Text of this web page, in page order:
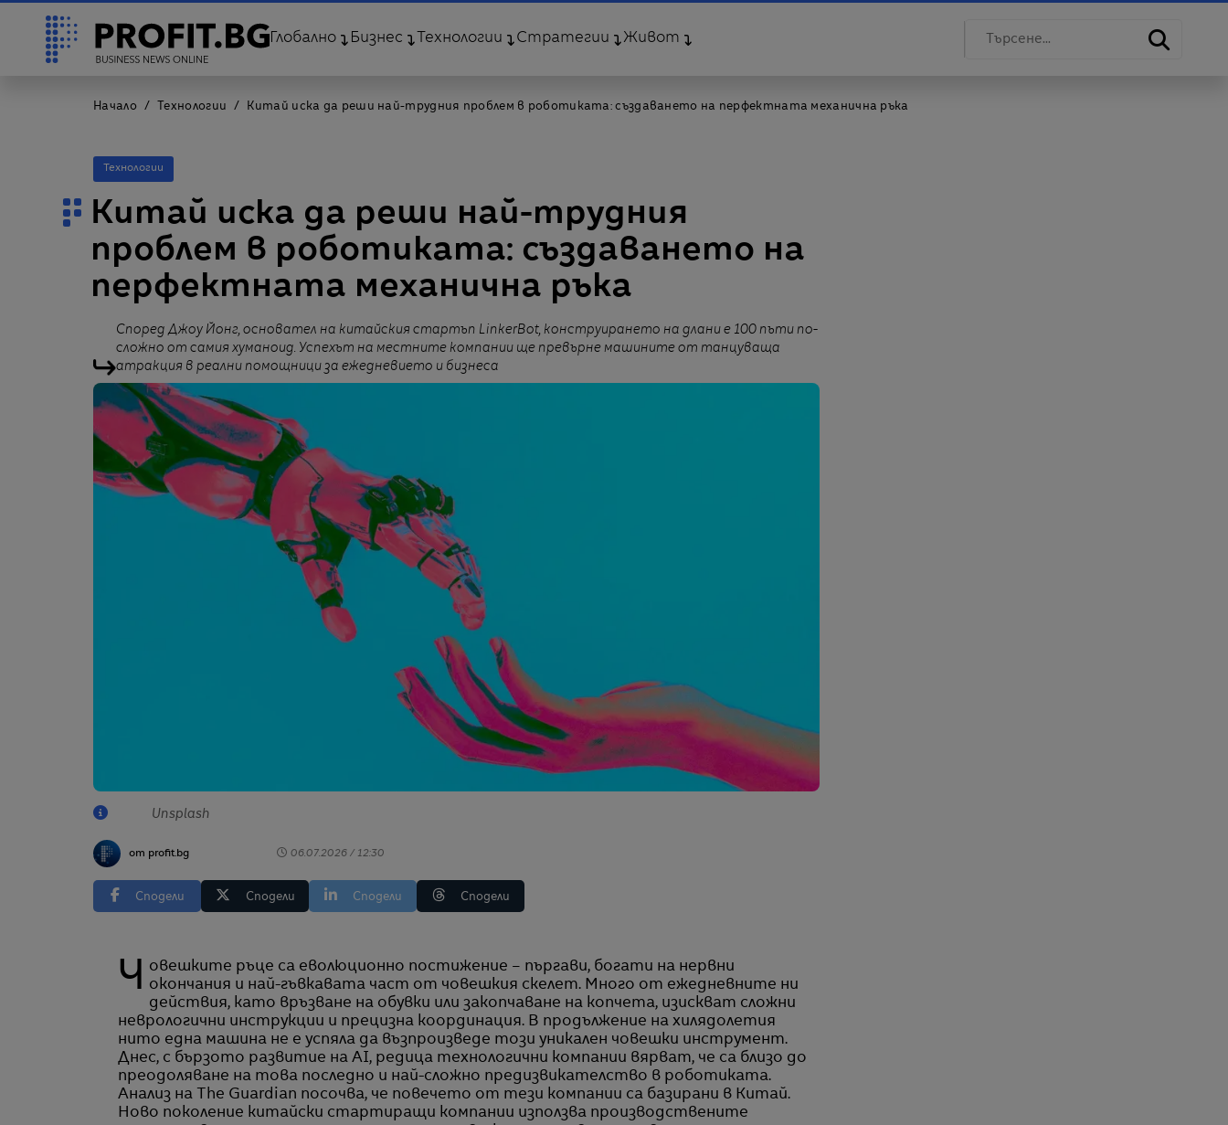
Глобално Бизнес Технологии Стратегии Живот
Начало Технологии Китай иска да реши най-трудния проблем в роботиката: създаването на перфектната механична ръка
Технологии
Китай иска да реши най-трудния
проблем в роботиката: създаването на
перфектната механична ръка
Според Джоу Йонг, основател на китайския стартъп LinkerBot, конструирането на длани е 100 пъти по-
сложно от самия хуманоид. Успехът на местните компании ще превърне машините от танцуваща
атракция в реални помощници за ежедневието и бизнеса
Unsplash
от profit.bg 06.07.2026 / 12:30
Сподели Сподели Сподели Сподели
Човешките ръце са еволюционно постижение – пъргави, богати на нервни окончания и най-гъвкавата част от човешкия скелет. Много от ежедневните ни
действия, като връзване на обувки или закопчаване на копчета, изискват сложни
неврологични инструкции и прецизна координация. В продължение на хилядолетия
нито една машина не е успяла да възпроизведе този уникален човешки инструмент.
Днес, с бързото развитие на AI, редица технологични компании вярват, че са близо до
преодоляване на това последно и най-сложно предизвикателство в роботиката.
Анализ на The Guardian посочва, че повечето от тези компании са базирани в Китай.
Ново поколение китайски стартиращи компании използва производствените